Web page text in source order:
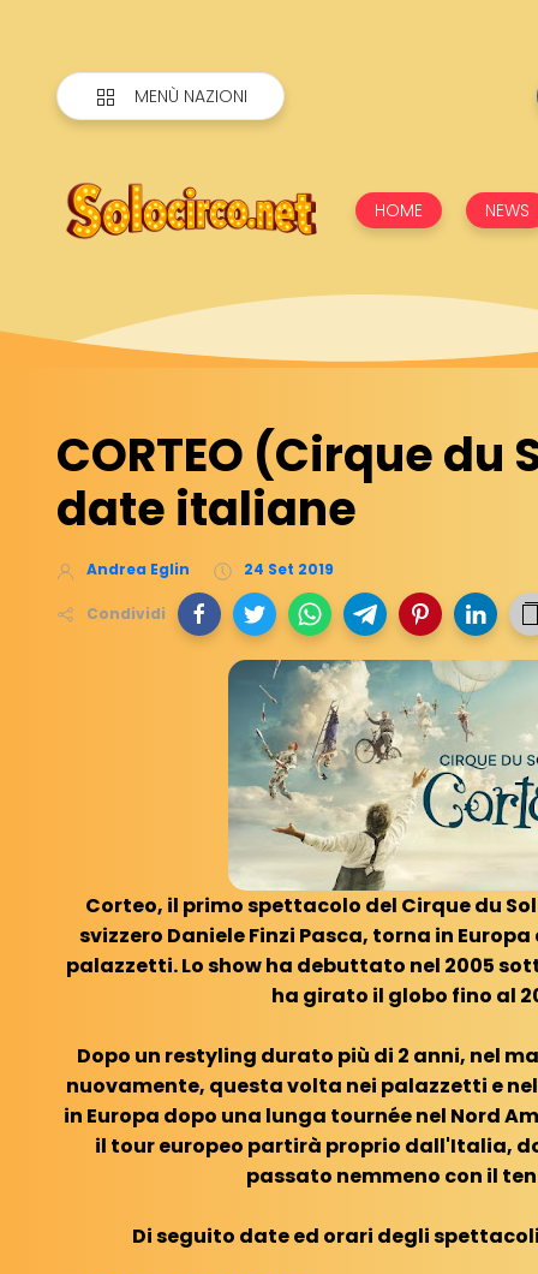
MENÙ NAZIONI
HOME NEWS
CORTEO (Cirque du
date italiane
Andrea Eglin 24 Set 2019
Condividi
Corteo, il primo spettacolo del Cirque du
svizzero Daniele Finzi Pasca, torna in
palazzetti. Lo show ha debuttato nel 2005
ha girato il globo fino al
Dopo un restyling durato più di 2 anni, nel
nuovamente, questa volta nei palazzetti e
in Europa dopo una lunga tournée nel Nord
il tour europeo partirà proprio dall'Italia,
passato nemmeno con il
Di seguito date ed orari degli